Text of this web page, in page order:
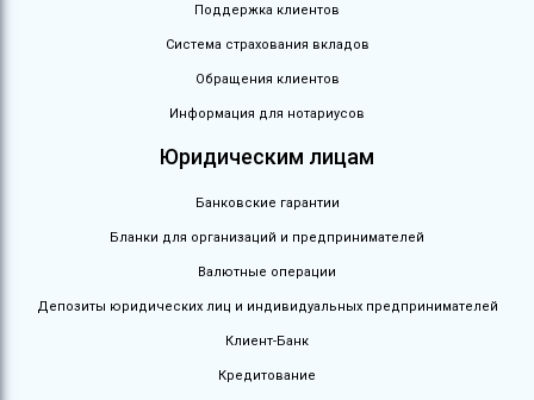
Поддержка клиентов
Система страхования вкладов
Обращения клиентов
Информация для нотариусов
Юридическим лицам
Банковские гарантии
Бланки для организаций и предпринимателей
Валютные операции
Депозиты юридических лиц и индивидуальных предпринимателей
Клиент-Банк
Кредитование